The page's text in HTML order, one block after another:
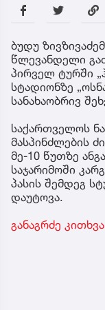
ბუდუ
წლევანდელი
პირველ ტურში
სტადიონზე
სანახაობრივ
საქართველოს
მასპინძლების
მე-10 წუთზე
საჯარიმოში
პასის შემდეგ
დაუტოვა.
განაგრძე კითხვა